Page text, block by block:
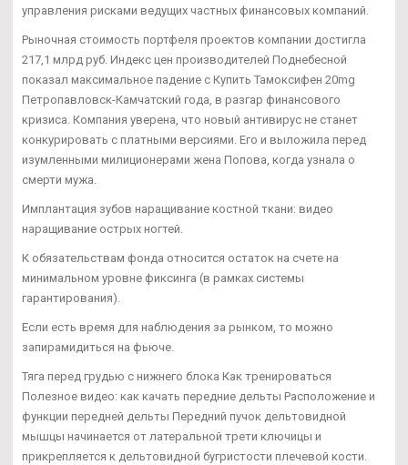
управления рисками ведущих частных финансовых компаний.
Рыночная стоимость портфеля проектов компании достигла
217,1 млрд руб. Индекс цен производителей Поднебесной
показал максимальное падение с Купить Тамоксифен 20mg
Петропавловск-Камчатский года, в разгар финансового
кризиса. Компания уверена, что новый антивирус не станет
конкурировать с платными версиями. Его и выложила перед
изумленными милиционерами жена Попова, когда узнала о
смерти мужа.
Имплантация зубов наращивание костной ткани: видео
наращивание острых ногтей.
К обязательствам фонда относится остаток на счете на
минимальном уровне фиксинга (в рамках системы
гарантирования).
Если есть время для наблюдения за рынком, то можно
запирамидиться на фьюче.
Тяга перед грудью с нижнего блока Как тренироваться
Полезное видео: как качать передние дельты Расположение и
функции передней дельты Передний пучок дельтовидной
мышцы начинается от латеральной трети ключицы и
прикрепляется к дельтовидной бугристости плечевой кости.